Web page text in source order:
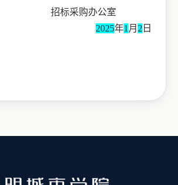
招标采购办公室
2025年1 月 2 日